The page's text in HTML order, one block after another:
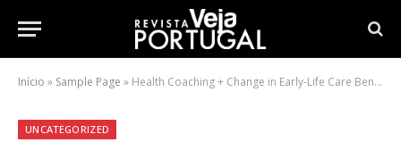
Início » Sample Page » Health Coaching + Change in Early-Life Care Benefits Babies, Moms
UNCATEGORIZED